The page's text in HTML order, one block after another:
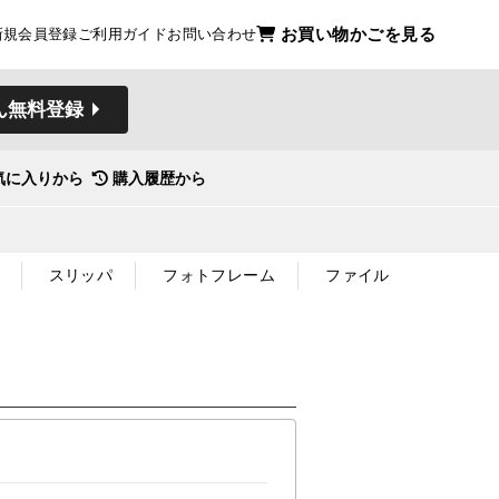
規会員登録ご利用ガイドお問い合わせ お買い物かごを見る
無料登録
に入りから 購入履歴から
スリッパ フォトフレーム ファイル